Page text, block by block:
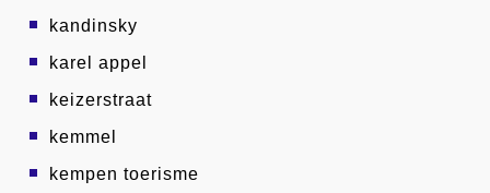
kandinsky
karel appel
keizerstraat
kemmel
kempen toerisme